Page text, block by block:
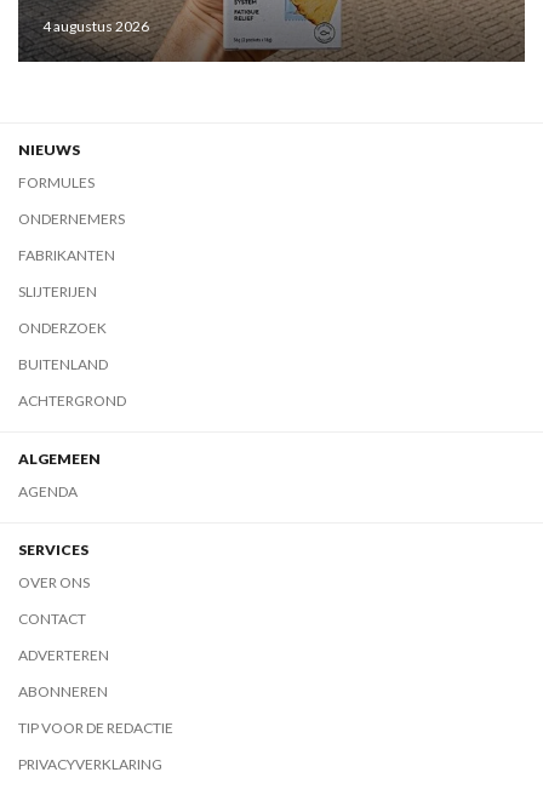
4 augustus 2026
NIEUWS
FORMULES
ONDERNEMERS
FABRIKANTEN
SLIJTERIJEN
ONDERZOEK
BUITENLAND
ACHTERGROND
ALGEMEEN
AGENDA
SERVICES
OVER ONS
CONTACT
ADVERTEREN
ABONNEREN
TIP VOOR DE REDACTIE
PRIVACYVERKLARING